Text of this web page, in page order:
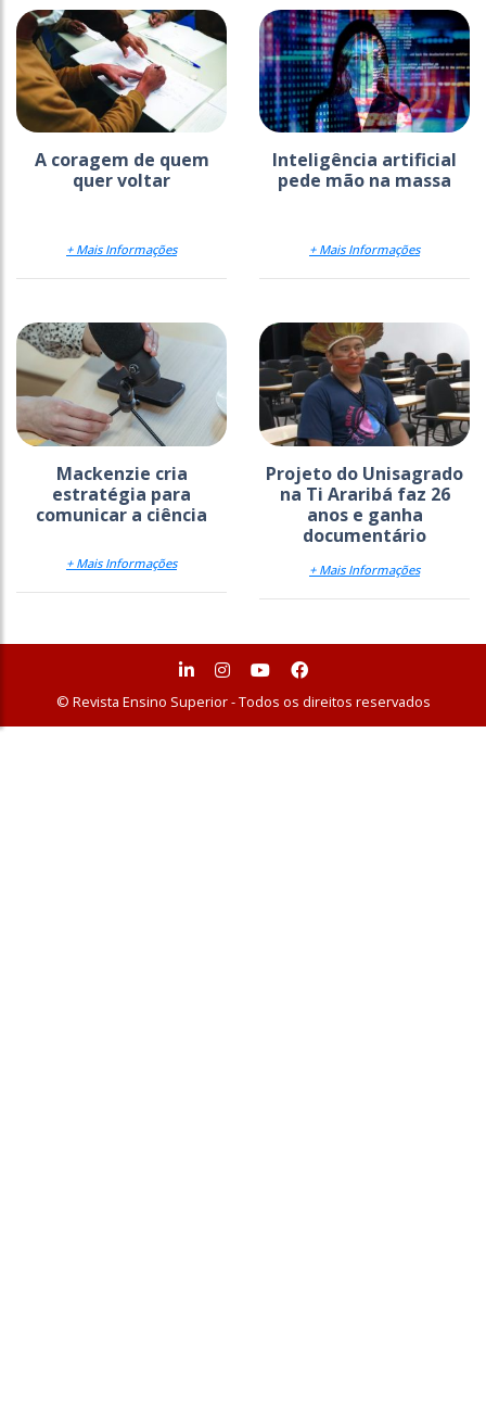
A coragem de quem
quer voltar
+ Mais Informações
Inteligência artificial
pede mão na massa
+ Mais Informações
Mackenzie cria
estratégia para
comunicar a ciência
+ Mais Informações
Projeto do Unisagrado
na Ti Araribá faz 26
anos e ganha
documentário
+ Mais Informações
© Revista Ensino Superior - Todos os direitos reservados